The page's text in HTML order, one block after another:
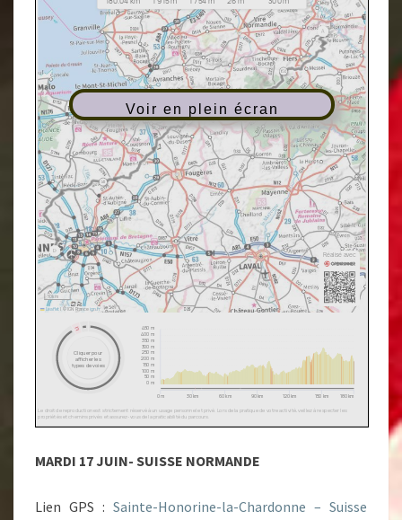
Voir en plein écran
MARDI 17 JUIN- SUISSE NORMANDE
Lien GPS : Sainte-Honorine-la-Chardonne – Suisse